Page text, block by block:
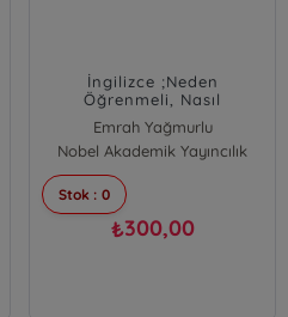
İngilizce ;Neden
Öğrenmeli, Nasıl
Öğrenmeli, Nasıl
Öğrendiler?
Emrah Yağmurlu
Nobel Akademik Yayıncılık
Stok : 0
₺300,00